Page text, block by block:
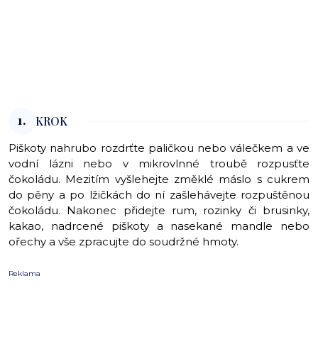
1. KROK
Piškoty nahrubo rozdrťte paličkou nebo válečkem a ve
vodní lázni nebo v mikrovlnné troubě rozpusťte
čokoládu. Mezitím vyšlehejte změklé máslo s cukrem
do pěny a po lžičkách do ní zašlehávejte rozpuštěnou
čokoládu. Nakonec přidejte rum, rozinky či brusinky,
kakao, nadrcené piškoty a nasekané mandle nebo
ořechy a vše zpracujte do soudržné hmoty.
Reklama